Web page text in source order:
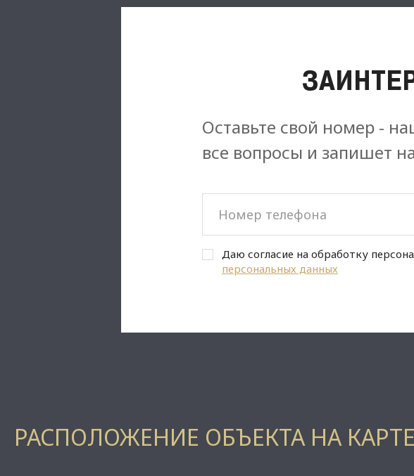
Оставьте свой номер -
все вопросы и запишет
Даю согласие на обработку
персональных данных
РАСПОЛОЖЕНИЕ ОБЪЕКТА НА КАРТЕ